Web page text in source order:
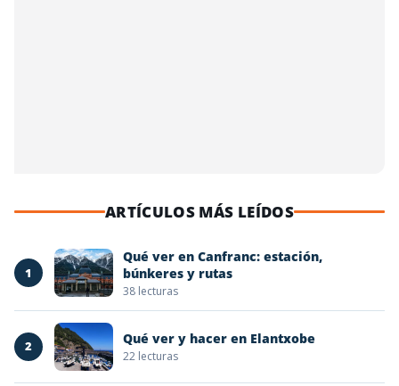
ARTÍCULOS MÁS LEÍDOS
1
Qué ver en Canfranc: estación,
búnkeres y rutas
38 lecturas
2 Qué ver y hacer en Elantxobe
22 lecturas